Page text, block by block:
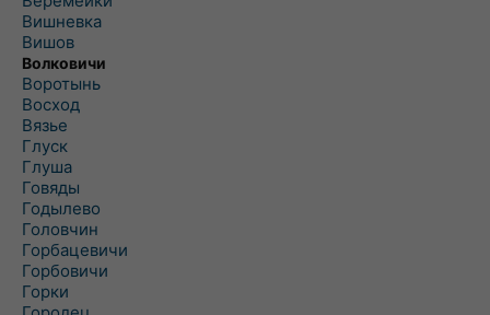
Вишневка
Вишов
Волковичи
Воротынь
Восход
Вязье
Глуск
Глуша
Говяды
Годылево
Головчин
Горбацевичи
Горбовичи
Горки